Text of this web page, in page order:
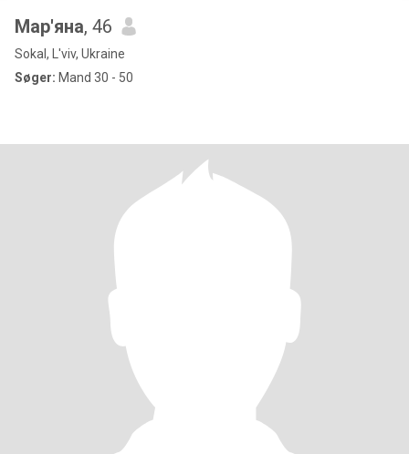
Мар'яна, 46
Sokal, L'viv, Ukraine
Søger: Mand 30 - 50